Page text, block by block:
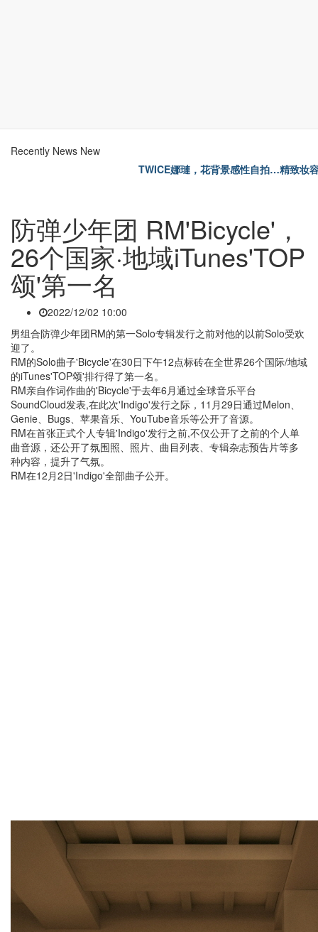
Recently News New
TWICE娜璉，花背景感性自拍…精致妆
防弹少年团 RM'Bicycle'，
26个国家·地域iTunes'TOP
颂'第一名
2022/12/02 10:00
男组合防弹少年团RM的第一Solo专辑发行之前对他的以前Solo受欢
迎了。
RM的Solo曲子'Bicycle'在30日下午12点标砖在全世界26个国际/地域
的iTunes'TOP颂'排行得了第一名。
RM亲自作词作曲的'Bicycle'于去年6月通过全球音乐平台
SoundCloud发表,在此次'Indigo'发行之际，11月29日通过Melon、
Genie、Bugs、苹果音乐、YouTube音乐等公开了音源。
RM在首张正式个人专辑'Indigo'发行之前,不仅公开了之前的个人单
曲音源，还公开了氛围照、照片、曲目列表、专辑杂志预告片等多
种内容，提升了气氛。
RM在12月2日'Indigo'全部曲子公开。